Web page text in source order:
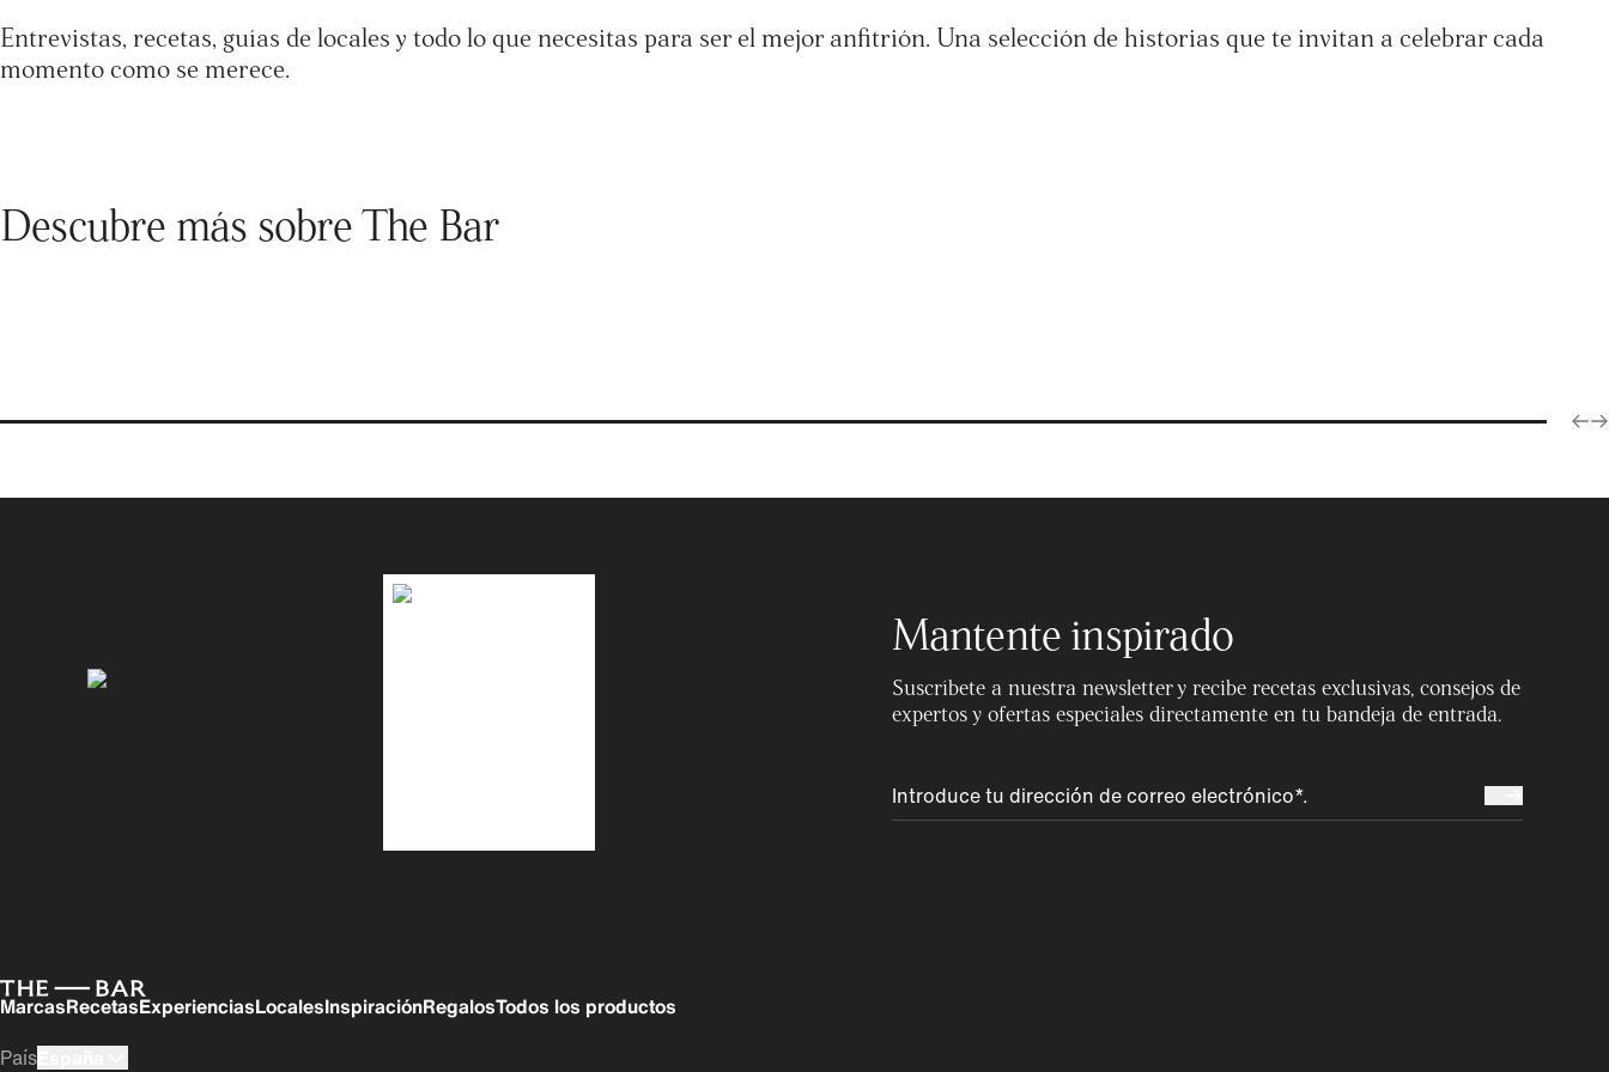
Entrevistas, recetas, guías de locales y todo lo que necesitas para ser el mejor anfitrión. Una selección de historias que te invitan a celebrar cada
momento como se merece.
Descubre más sobre The Bar
Mantente inspirado
Suscríbete a nuestra newsletter y recibe recetas exclusivas, consejos de
expertos y ofertas especiales directamente en tu bandeja de entrada.
MarcasRecetasExperienciasLocalesInspiraciónRegalosTodos los productos
País